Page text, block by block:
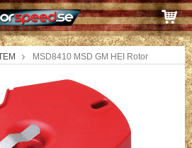
MSD8410 MSD GM HEI Rotor